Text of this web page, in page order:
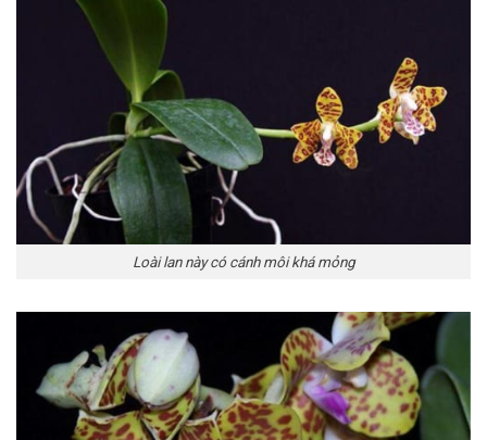
Loài lan này có cánh môi khá mỏng